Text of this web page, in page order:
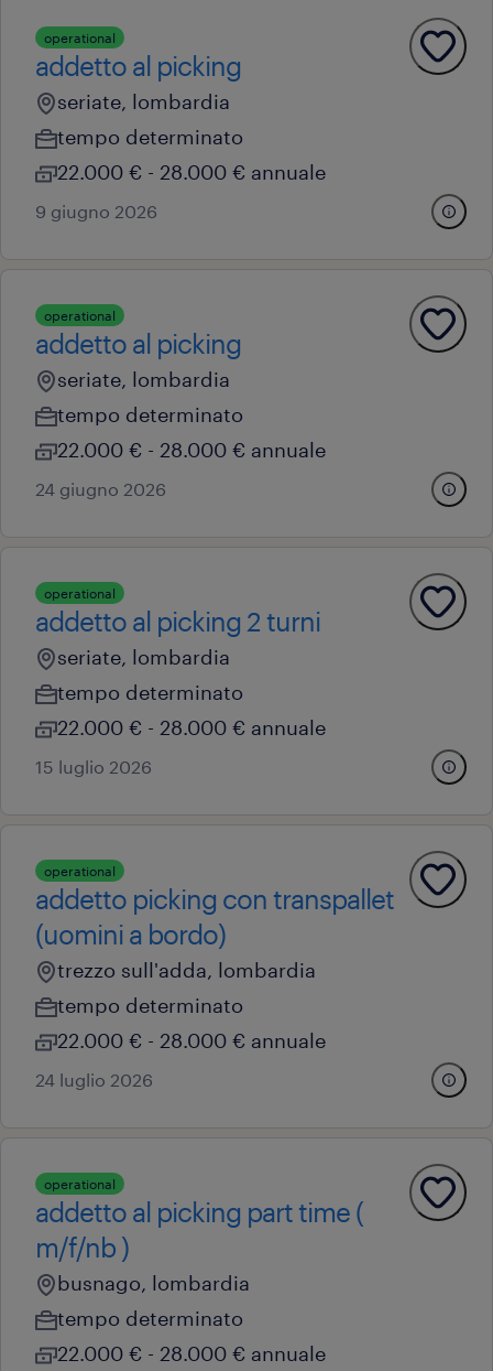
operational
addetto al picking
seriate, lombardia
tempo determinato
22.000 € - 28.000 € annuale
9 giugno 2026
operational
addetto al picking
seriate, lombardia
tempo determinato
22.000 € - 28.000 € annuale
24 giugno 2026
operational
addetto al picking 2 turni
seriate, lombardia
tempo determinato
22.000 € - 28.000 € annuale
15 luglio 2026
operational
addetto picking con transpallet
(uomini a bordo)
trezzo sull'adda, lombardia
tempo determinato
22.000 € - 28.000 € annuale
24 luglio 2026
operational
addetto al picking part time (
m/f/nb )
busnago, lombardia
tempo determinato
22.000 € - 28.000 € annuale